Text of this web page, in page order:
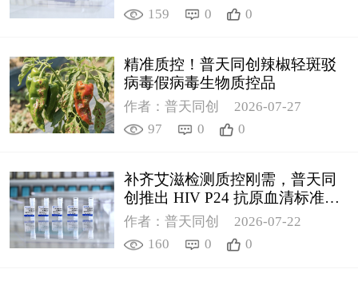
159
0 0
精准质控！普天同创辣椒轻斑驳
病毒假病毒生物质控品
作者：普天同创
2026-07-27
97
0 0
补齐艾滋检测质控刚需，普天同
创推出 HIV P24 抗原血清标准物
质
作者：普天同创
2026-07-22
160
0 0